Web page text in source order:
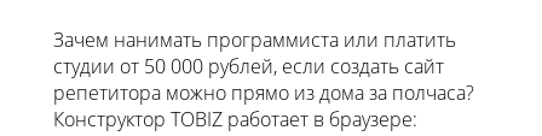
Зачем нанимать программиста или платить
студии от 50 000 рублей, если создать сайт
репетитора можно прямо из дома за полчаса?
Конструктор TOBIZ работает в браузере: